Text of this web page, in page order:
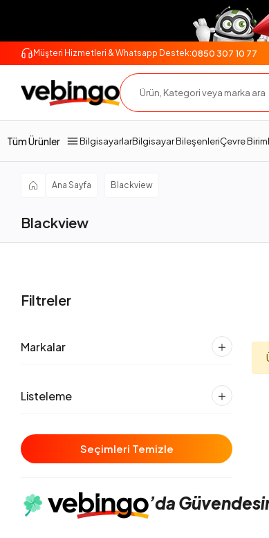
Müşteri Hizmetleri & Whatsapp Destek:0850 307 10 77
Tüm Ürünler BilgisayarlarBilgisayar BileşenleriÇevre
Ana Sayfa Blackview
Blackview
Filtreler
Markalar
Listeleme
Seçimleri Temizle
’da